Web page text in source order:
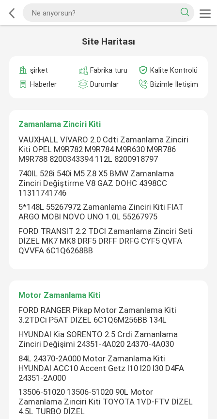
Site Haritası
şirket Fabrika turu
Kalite Kontrolü
Haberler
Durumlar Bizimle İletişim
Zamanlama Zinciri Kiti
VAUXHALL VIVARO 2.0 Cdti Zamanlama Zinciri
Kiti OPEL M9R782 M9R784 M9R630 M9R786
M9R788 8200343394 112L 8200918797
740IL 528i 540i M5 Z8 X5 BMW Zamanlama
Zinciri Değiştirme V8 GAZ DOHC 4398CC
11311741746
5*148L 55267972 Zamanlama Zinciri Kiti FIAT
ARGO MOBI NOVO UNO 1.0L 55267975
FORD TRANSIT 2.2 TDCI Zamanlama Zinciri Seti
DİZEL MK7 MK8 DRF5 DRFF DRFG CYF5 QVFA
QVVFA 6C1Q6268BB
Motor Zamanlama Kiti
FORD RANGER Pikap Motor Zamanlama Kiti
3.2TDCi P5AT DİZEL 6C1Q6M256BB 134L
HYUNDAI Kia SORENTO 2.5 Crdi Zamanlama
Zinciri Değişimi 24351-4A020 24370-4A030
84L 24370-2A000 Motor Zamanlama Kiti
HYUNDAI ACC10 Accent Getz I10 I20 I30 D4FA
24351-2A000
13506-51020 13506-51020 90L Motor
Zamanlama Zinciri Kiti TOYOTA 1VD-FTV DİZEL
4.5L TURBO DİZEL